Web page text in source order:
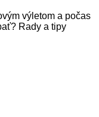
výletom a počas
Rady a tipy